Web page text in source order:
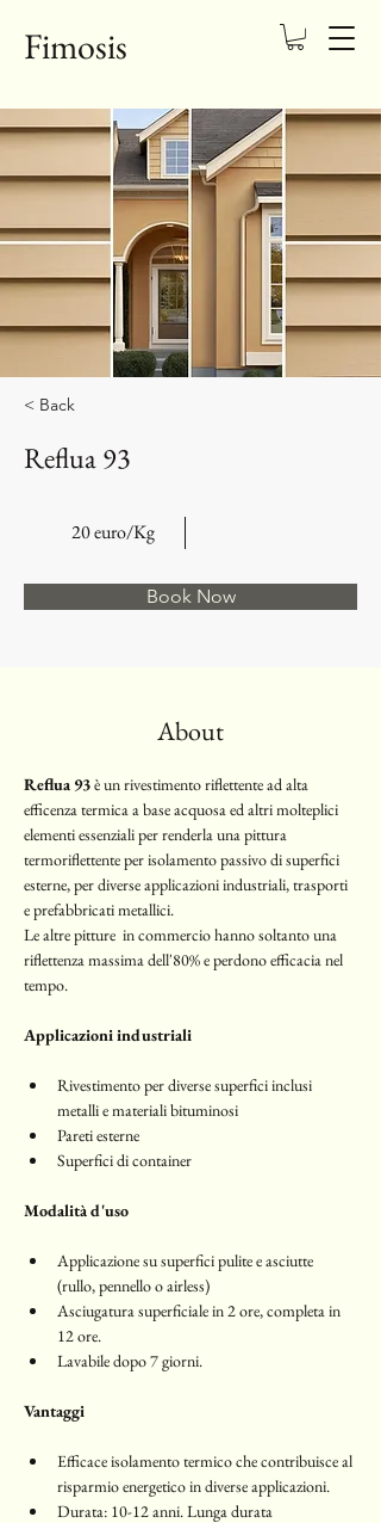
Fimosis
< Back
Reflua 93
20 euro/Kg
Book Now
About
Reflua 93 è un rivestimento riflettente ad alta
efficenza termica a base acquosa ed altri molteplici
elementi essenziali per renderla una pittura
termoriflettente per isolamento passivo di superfici
esterne, per diverse applicazioni industriali, trasporti
e prefabbricati metallici.
Le altre pitture  in commercio hanno soltanto una
riflettenza massima dell'80% e perdono efficacia nel
tempo.
Applicazioni industriali
Rivestimento per diverse superfici inclusi
metalli e materiali bituminosi
Pareti esterne
Superfici di container
Modalità d'uso
Applicazione su superfici pulite e asciutte
(rullo, pennello o airless)
Asciugatura superficiale in 2 ore, completa in
12 ore.
Lavabile dopo 7 giorni.
Vantaggi
Efficace isolamento termico che contribuisce al
risparmio energetico in diverse applicazioni.
Durata: 10-12 anni. Lunga durata